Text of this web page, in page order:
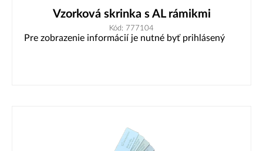
Vzorková skrinka s AL rámikmi
Kód: 777104
Pre zobrazenie informácií je nutné byť prihlásený